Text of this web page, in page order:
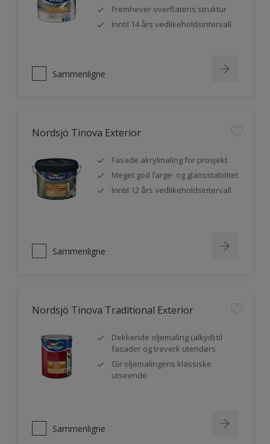
Fremhever overflatens struktur
Inntil 14 års vedlikeholdsintervall
Sammenligne
Nordsjö Tinova Exterior
Fasade akrylmaling for prosjekt
Meget god farge- og glansstabilitet
Inntil 12 års vedlikeholdsintervall
Sammenligne
Nordsjö Tinova Traditional Exterior
Dekkende oljemaling (alkyd) til
fasader og treverk utendørs
Gir oljemalingens klassiske
utseende
Sammenligne